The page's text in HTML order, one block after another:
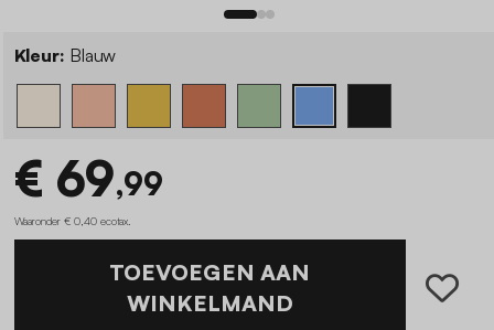
Kleur: Blauw
€ 69,99
Waaronder € 0,40 ecotax
TOEVOEGEN AAN
WINKELMAND